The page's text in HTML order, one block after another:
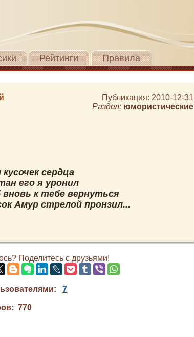
Рейтинги Правила
Публикация: 2010-12-31
Раздел: юмористические
сердца
его я уронил
к тебе вернуться
Амур стрелой пронзил...
Поделитесь с друзьями!
7
770